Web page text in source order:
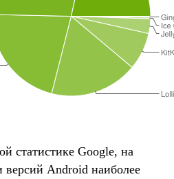
статистике Google, на
версий Android наиболее